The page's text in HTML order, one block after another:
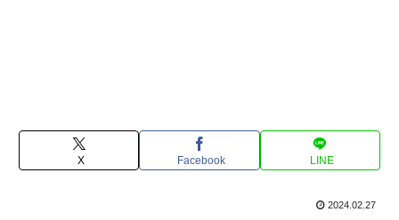
X Facebook LINE
2024.02.27